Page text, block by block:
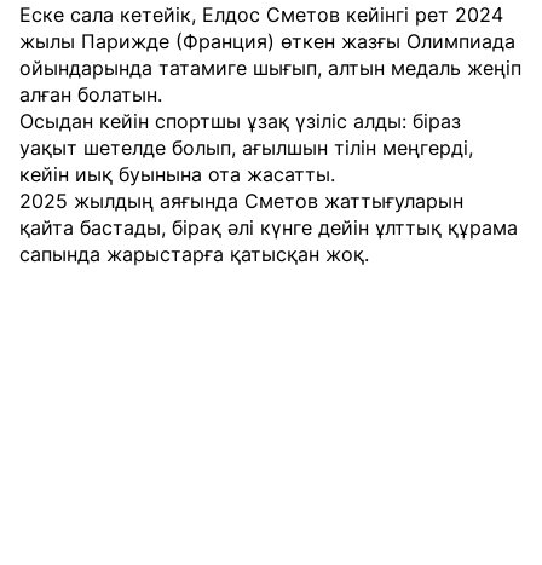
Еске сала кетейік, Елдос Сметов кейінгі рет 2024
жылы Парижде (Франция) өткен жазғы Олимпиада
ойындарында татамиге шығып, алтын медаль жеңіп
алған болатын.
Осыдан кейін спортшы ұзақ үзіліс алды: біраз
уақыт шетелде болып, ағылшын тілін меңгерді,
кейін иық буынына ота жасатты.
2025 жылдың аяғында Сметов жаттығуларын
қайта бастады, бірақ әлі күнге дейін ұлттық құрама
сапында жарыстарға қатысқан жоқ.